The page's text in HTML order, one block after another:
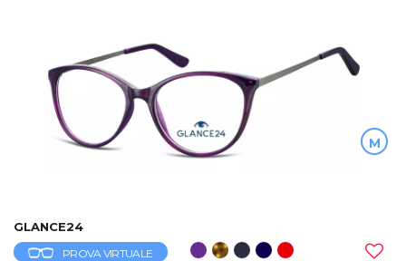
M
GLANCE24
PROVA VIRTUALE